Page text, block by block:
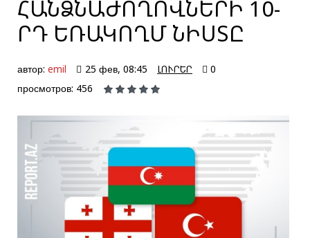
ՀԱՆՁՆԱԺՈՂՈՎՆԵՐԻ 10-
ՐԴ ԵՌԱԿՈՂՄ ՆԻՍՏԸ
автор: emil 25 фев, 08:45 ԼՈՒՐԵՐ
0
просмотров: 456